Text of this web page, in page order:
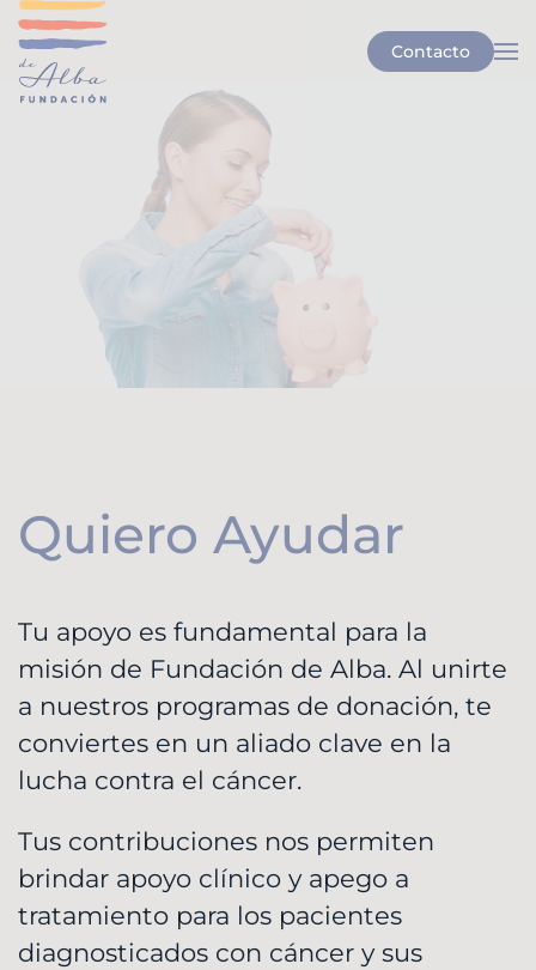
Skip to main content Contacto
Quiero Ayudar
Tu apoyo es fundamental para la
misión de Fundación de Alba. Al unirte
a nuestros programas de donación, te
conviertes en un aliado clave en la
lucha contra el cáncer.
Tus contribuciones nos permiten
brindar apoyo clínico y apego a
tratamiento para los pacientes
diagnosticados con cáncer y sus